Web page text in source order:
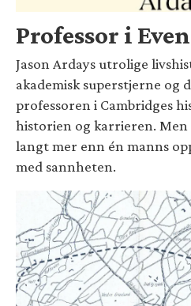
Professor i
Jason Ardays utrolige
akademisk superstjerne og
professoren i Cambridges
historien og karrieren.
langt mer enn én manns
med sannheten.